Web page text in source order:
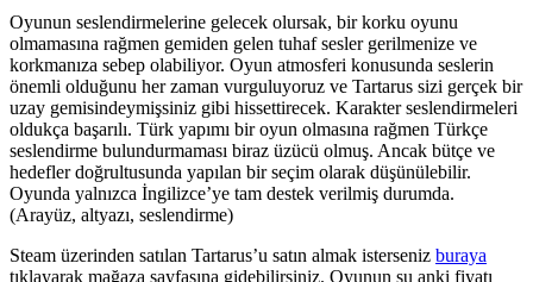
Oyunun seslendirmelerine gelecek olursak, bir korku oyunu
olmamasına rağmen gemiden gelen tuhaf sesler gerilmenize ve
korkmanıza sebep olabiliyor. Oyun atmosferi konusunda seslerin
önemli olduğunu her zaman vurguluyoruz ve Tartarus sizi gerçek bir
uzay gemisindeymişsiniz gibi hissettirecek. Karakter seslendirmeleri
oldukça başarılı. Türk yapımı bir oyun olmasına rağmen Türkçe
seslendirme bulundurmaması biraz üzücü olmuş. Ancak bütçe ve
hedefler doğrultusunda yapılan bir seçim olarak düşünülebilir.
Oyunda yalnızca İngilizce’ye tam destek verilmiş durumda.
(Arayüz, altyazı, seslendirme)
Steam üzerinden satılan Tartarus’u satın almak isterseniz buraya
tıklayarak mağaza sayfasına gidebilirsiniz. Oyunun şu anki fiyatı